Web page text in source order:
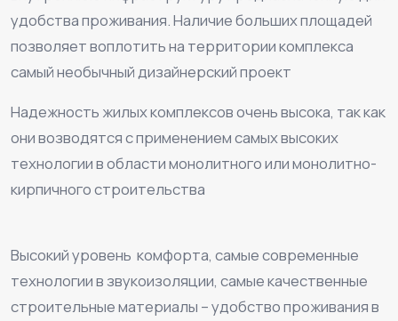
удобства проживания. Наличие больших площадей
позволяет воплотить на территории комплекса
самый необычный дизайнерский проект
Надежность жилых комплексов очень высока, так как
они возводятся с применением самых высоких
технологии в области монолитного или монолитно-
кирпичного строительства
Высокий уровень комфорта, самые современные
технологии в звукоизоляции, самые качественные
строительные материалы – удобство проживания в